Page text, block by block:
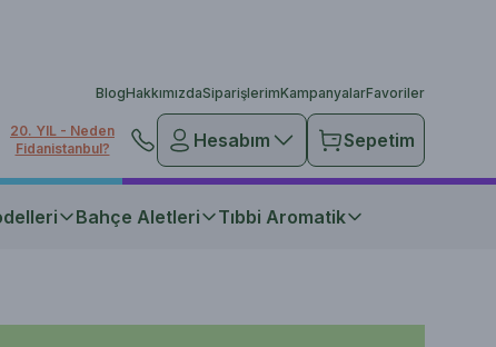
BlogHakkımızdaSiparişlerimKampanyalarFavoriler
20. YIL - Neden
Fidanistanbul?
Hesabım Sepetim
Bahçe Aletleri Tıbbi Aromatik